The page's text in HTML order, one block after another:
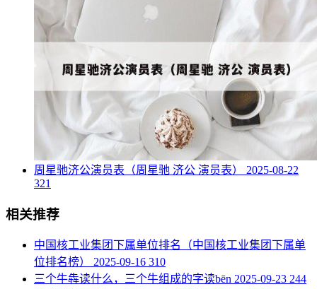
​周星驰济公演员表（周星驰 济公 演员表）
2025-08-22
321
相关推荐
​中国核工业集团下属单位排名（中国核工业集团下属单
位排名榜）
2025-09-16 310
​三个牛犇读什么，三个牛组成的字读bēn 2025-09-23 244